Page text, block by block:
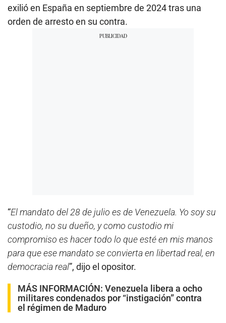
exilió en España en septiembre de 2024 tras una
orden de arresto en su contra.
“El mandato del 28 de julio es de Venezuela. Yo soy su
custodio, no su dueño, y como custodio mi
compromiso es hacer todo lo que esté en mis manos
para que ese mandato se convierta en libertad real, en
democracia real”, dijo el opositor.
MÁS INFORMACIÓN: Venezuela libera a ocho
militares condenados por “instigación” contra
el régimen de Maduro